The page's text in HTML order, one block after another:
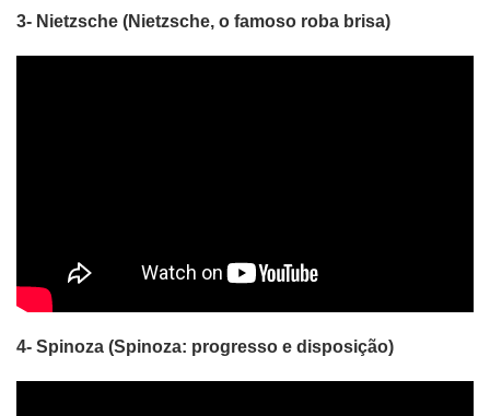
3- Nietzsche (Nietzsche, o famoso roba brisa)
4- Spinoza (Spinoza: progresso e disposição)